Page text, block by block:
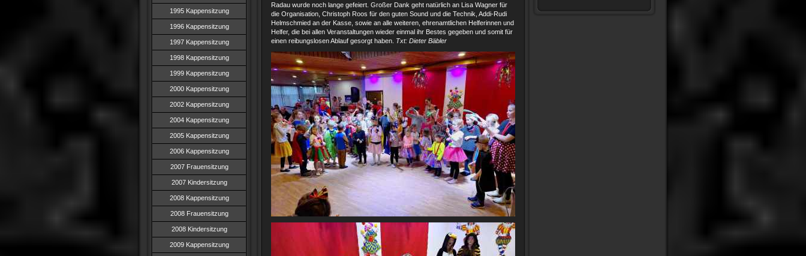
1995 Kappensitzung
1996 Kappensitzung
1997 Kappensitzung
1998 Kappensitzung
1999 Kappensitzung
2000 Kappensitzung
2002 Kappensitzung
2004 Kappensitzung
2005 Kappensitzung
2006 Kappensitzung
2007 Frauensitzung
2007 Kindersitzung
2008 Kappensitzung
2008 Frauensitzung
2008 Kindersitzung
2009 Kappensitzung
Radau wurde noch lange gefeiert. Großer Dank geht natürlich an Lisa Wagner für
die Organisation, Christoph Roos für den guten Sound und die Technik, Addi-Rudi
Helmschmied an der Kasse, sowie an alle weiteren, ehrenamtlichen Helferinnen und
Helfer, die bei allen Veranstaltungen wieder einmal ihr Bestes gegeben und somit für
einen reibungslosen Ablauf gesorgt haben. Txt: Dieter Bäbler